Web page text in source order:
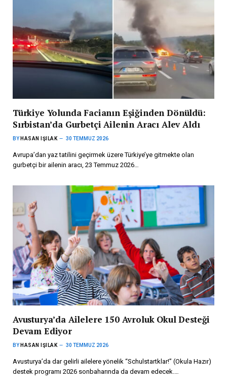
Türkiye Yolunda Facianın Eşiğinden Dönüldü:
Sırbistan’da Gurbetçi Ailenin Aracı Alev Aldı
BY HASAN IŞILAK 30 TEMMUZ 2026
Avrupa’dan yaz tatilini geçirmek üzere Türkiye’ye gitmekte olan
gurbetçi bir ailenin aracı, 23 Temmuz 2026…
Avusturya’da Ailelere 150 Avroluk Okul Desteği
Devam Ediyor
BY HASAN IŞILAK 30 TEMMUZ 2026
Avusturya’da dar gelirli ailelere yönelik “Schulstartklar!” (Okula Hazır)
destek programı 2026 sonbaharında da devam edecek.…